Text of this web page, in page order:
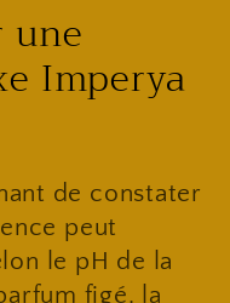
une
Imperya
de constater
peut
le pH de la
figé, la